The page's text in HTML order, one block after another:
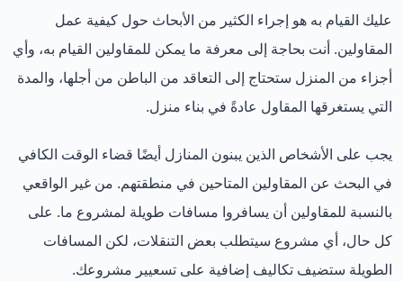
عليك القيام به هو إجراء الكثير من الأبحاث حول كيفية عمل
المقاولين. أنت بحاجة إلى معرفة ما يمكن للمقاولين القيام به، وأي
أجزاء من المنزل ستحتاج إلى التعاقد من الباطن من أجلها، والمدة
التي يستغرقها المقاول عادةً في بناء منزل.
يجب على الأشخاص الذين يبنون المنازل أيضًا قضاء الوقت الكافي
في البحث عن المقاولين المتاحين في منطقتهم. من غير الواقعي
بالنسبة للمقاولين أن يسافروا مسافات طويلة لمشروع ما. على
كل حال، أي مشروع سيتطلب بعض التنقلات، لكن المسافات
الطويلة ستضيف تكاليف إضافية على تسعيير مشروعك.